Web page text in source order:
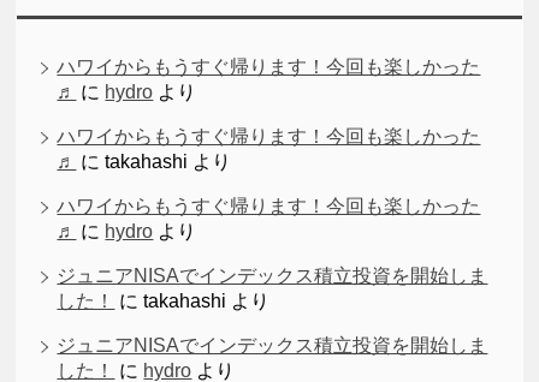
ハワイからもうすぐ帰ります！今回も楽しかった
♬
に hydro より
ハワイからもうすぐ帰ります！今回も楽しかった
♬
にtakahashi より
ハワイからもうすぐ帰ります！今回も楽しかった
♬
に hydro より
ジュニアNISAでインデックス積立投資を開始しま
した！
にtakahashi より
ジュニアNISAでインデックス積立投資を開始しま
した！
に hydro より